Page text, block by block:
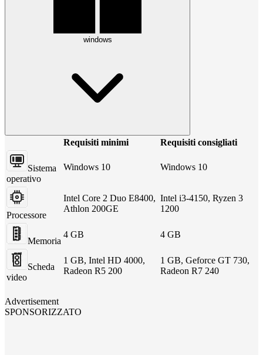
windows
Requisiti minimi Requisiti consigliati
Sistema
operativo
Windows 10 Windows 10
Processore
Intel Core 2 Duo E8400,
Athlon 200GE
Intel i3-4150, Ryzen 3
1200
Memoria
4 GB 4 GB
Scheda
video
1 GB, Intel HD 4000,
Radeon R5 200
1 GB, Geforce GT 730,
Radeon R7 240
Advertisement
SPONSORIZZATO